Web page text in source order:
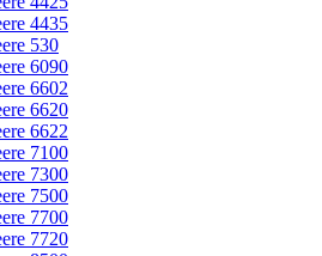
4435
530
6090
6602
6620
6622
7100
7300
7500
7700
7720